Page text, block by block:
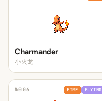
Charmander
小火龙
№006 FIRE FLYING